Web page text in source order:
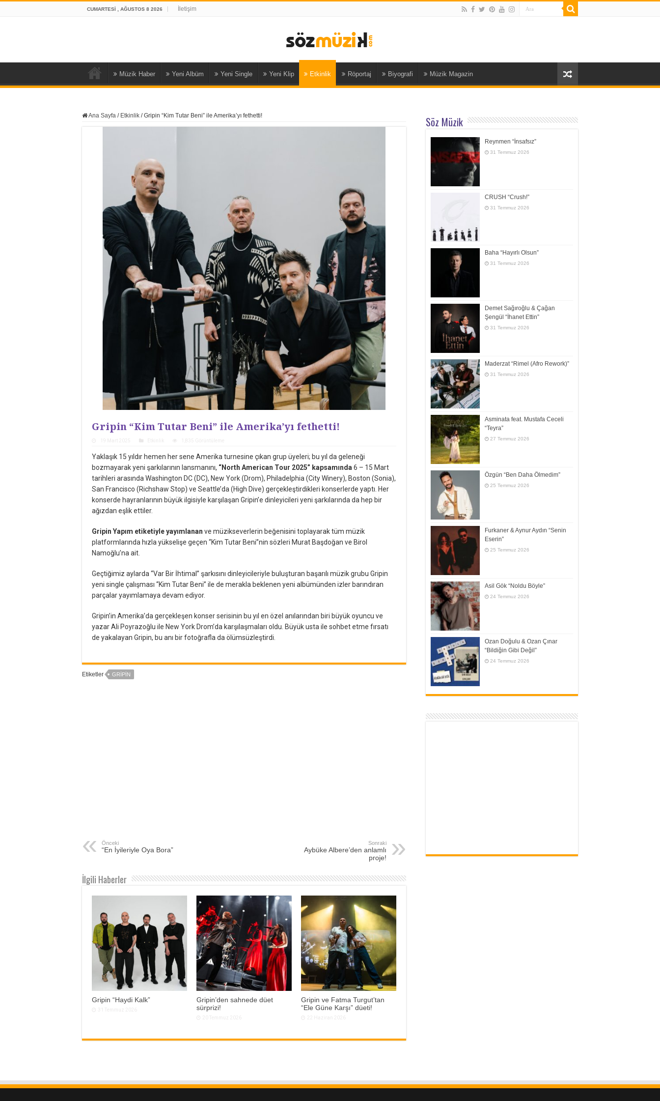
CUMARTESI , AĞUSTOS 8 2026 İletişim
Müzik Haber Yeni Albüm Yeni Single Yeni Klip Etkinlik Röportaj Biyografi Müzik Magazin
Ana Sayfa / Etkinlik / Gripin “Kim Tutar Beni” ile Amerika’yı fethetti!
Gripin “Kim Tutar Beni” ile Amerika’yı fethetti!
Yaklaşık 15 yıldır hemen her sene Amerika turnesine çıkan grup üyeleri; bu yıl da geleneği
bozmayarak yeni şarkılarının lansmanını, “North American Tour 2025” kapsamında 6 – 15 Mart
tarihleri arasında Washington DC (DC), New York (Drom), Philadelphia (City Winery), Boston (Sonia),
San Francisco (Richshaw Stop) ve Seattle’da (High Dive) gerçekleştirdikleri konserlerde yaptı. Her
konserde hayranlarının büyük ilgisiyle karşılaşan Gripin’e dinleyicileri yeni şarkılarında da hep bir
ağızdan eşlik ettiler.
Gripin Yapım etiketiyle yayımlanan ve müzikseverlerin beğenisini toplayarak tüm müzik
platformlarında hızla yükselişe geçen “Kim Tutar Beni”nin sözleri Murat Başdoğan ve Birol
Namoğlu’na ait.
Geçtiğimiz aylarda “Var Bir İhtimal” şarkısını dinleyicileriyle buluşturan başarılı müzik grubu Gripin
yeni single çalışması “Kim Tutar Beni” ile de merakla beklenen yeni albümünden izler barındıran
parçalar yayımlamaya devam ediyor.
Gripin’in Amerika’da gerçekleşen konser serisinin bu yıl en özel anılarından biri büyük oyuncu ve
yazar Ali Poyrazoğlu ile New York Drom’da karşılaşmaları oldu. Büyük usta ile sohbet etme fırsatı
de yakalayan Gripin, bu anı bir fotoğrafla da ölümsüzleştirdi.
Etiketler GRIPIN
Önceki
“En İyileriyle Oya Bora”
Sonraki
Aybüke Albere’den anlamlı
proje!
İlgili Haberler
Gripin “Haydi Kalk”
Gripin’den sahnede düet
sürprizi!
Gripin ve Fatma Turgut’tan
“Ele Güne Karşı” düeti!
Söz Müzik
Reynmen “İnsafsız”
31 Temmuz 2026
CRUSH “Crush!”
31 Temmuz 2026
Baha “Hayırlı Olsun”
31 Temmuz 2026
Demet Sağıroğlu & Çağan
Şengül “İhanet Ettin”
31 Temmuz 2026
Maderzat “Rimel (Afro Rework)”
31 Temmuz 2026
Asminata feat. Mustafa Ceceli
“Teyra”
27 Temmuz 2026
Özgün “Ben Daha Ölmedim”
25 Temmuz 2026
Furkaner & Aynur Aydın “Senin
Eserin”
25 Temmuz 2026
Asil Gök “Noldu Böyle”
24 Temmuz 2026
Ozan Doğulu & Ozan Çınar
“Bildiğin Gibi Değil”
24 Temmuz 2026